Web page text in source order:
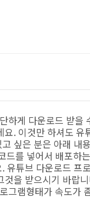
게 다운로드 받을
. 이것만 하셔도 유
싶은 분은 아래 내
드를 넣어서 배포하
유튜브 다운로드 프
을 받으시기 바랍
그램형태가 속도가